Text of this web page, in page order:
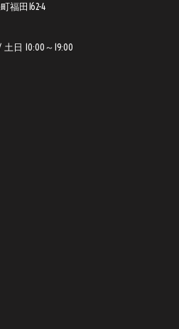
福田162-4
日 10:00～19:00